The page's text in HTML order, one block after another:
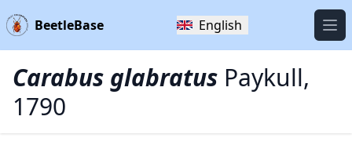
BeetleBase English
Carabus glabratus Paykull,
1790